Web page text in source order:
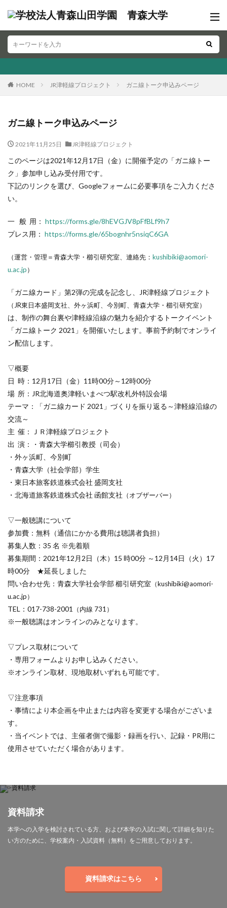
HOME JR津軽線プロジェクト ガニ線トーク申込みページ
ガニ線トーク申込みページ
2021年11月25日 JR津軽線プロジェクト
このページは2021年12月17日（金）に開催予定の「ガニ線トー
ク」参加申し込み受付用です。
下記のリンクを選び、Googleフォームに必要事項をご入力くださ
い。
一 般 用： https://forms.gle/8hEVGJV8pFfBLf9h7
プレス用： https://forms.gle/65bognhr5nsiqC6GA
（運営・管理＝青森大学・櫛引研究室、連絡先： kushibiki@aomori-
u.ac.jp）
「ガニ線カード」第2弾の完成を記念し、JR津軽線プロジェクト
（JR東日本盛岡支社、外ヶ浜町、今別町、青森大学・櫛引研究室）
は、制作の舞台裏や津軽線沿線の魅力を紹介するトークイベント
「ガニ線トーク 2021」を開催いたします。事前予約制でオンライ
ン配信します。
▽概要
日 時：12月17日（金）11時00分～12時00分
場 所：JR北海道奥津軽いまべつ駅改札外特設会場
テーマ：「ガニ線カード 2021」づくりを振り返る～津軽線沿線の
交流～
主 催：ＪＲ津軽線プロジェクト
出 演：・青森大学櫛引教授（司会）
・外ヶ浜町、今別町
・青森大学（社会学部）学生
・東日本旅客鉄道株式会社 盛岡支社
・北海道旅客鉄道株式会社 函館支社 （オブザーバー）
▽一般聴講について
参加費：無料（通信にかかる費用は聴講者負担）
募集人数：35 名 ※先着順
募集期間：2021年12月2日（木）15 時00分 ～12月14日（火）17
時00分 ★延長しました
問い合わせ先：青森大学社会学部 櫛引研究室 （kushibiki@aomori-
u.ac.jp）
TEL：017-738-2001 （内線 731）
※一般聴講はオンラインのみとなります。
▽プレス取材について
・専用フォームよりお申し込みください。
※オンライン取材、現地取材いずれも可能です。
▽注意事項
・事情により本企画を中止または内容を変更する場合がございま
す。
・当イベントでは、主催者側で撮影・録画を行い、記録・PR用に
使用させていただく場合があります。
資料請求
本学への入学を検討されている方、および本学の入試に関して詳細を知りた
い方のために、学校案内・入試資料（無料）をご用意しております。
資料請求はこちら